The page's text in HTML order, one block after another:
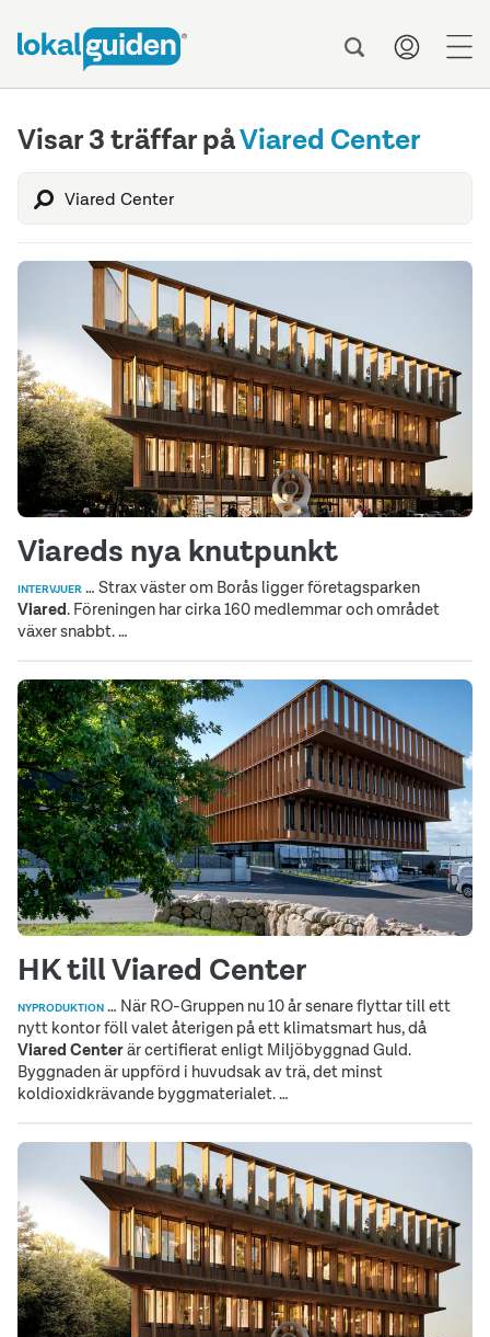
Visar 3 träffar påViared Center
Viareds nya knutpunkt
INTERVJUER … Strax väster om Borås ligger företagsparken
Viared. Föreningen har cirka 160 medlemmar och området
växer snabbt. …
HK till Viared Center
NYPRODUKTION … När RO-Gruppen nu 10 år senare flyttar till ett
nytt kontor föll valet återigen på ett klimatsmart hus, då
Viared Centerär certifierat enligt Miljöbyggnad Guld.
Byggnaden är uppförd i huvudsak av trä, det minst
koldioxidkrävande byggmaterialet. …